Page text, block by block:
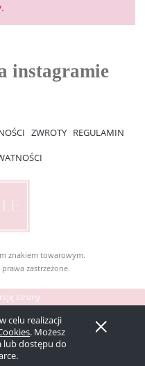
celu realizacji
. Możesz
lub dostępu do
ZWROTY REGULAMIN
znakiem towarowym.
zastrzeżone.
strony
Premium